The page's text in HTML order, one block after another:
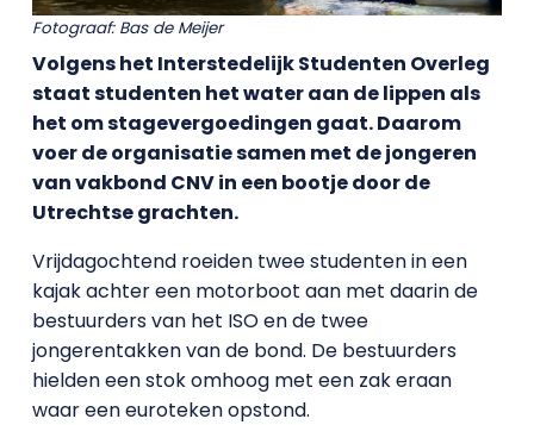
Fotograaf: Bas de Meijer
Volgens het Interstedelijk Studenten Overleg
staat studenten het water aan de lippen als
het om stagevergoedingen gaat. Daarom
voer de organisatie samen met de jongeren
van vakbond CNV in een bootje door de
Utrechtse grachten.
Vrijdagochtend roeiden twee studenten in een
kajak achter een motorboot aan met daarin de
bestuurders van het ISO en de twee
jongerentakken van de bond. De bestuurders
hielden een stok omhoog met een zak eraan
waar een euroteken opstond.